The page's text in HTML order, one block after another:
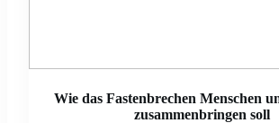
Wie das Fastenbrechen Menschen
zusammenbringen soll